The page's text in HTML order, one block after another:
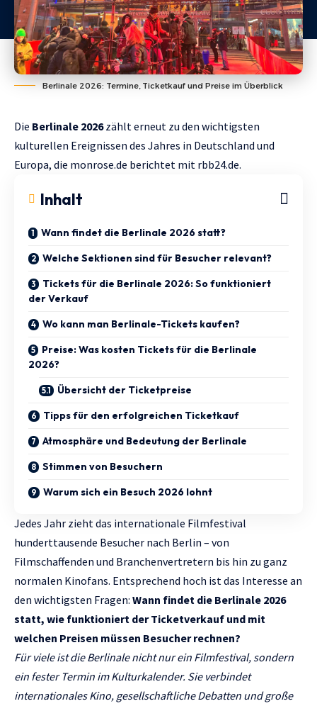
Berlinale 2026: Termine, Ticketkauf und Preise im Überblick
Die Berlinale 2026zählt erneut zu den wichtigsten
kulturellen Ereignissen des Jahres in Deutschland und
Europa, die monrose.de berichtet mit rbb24.de.
Inhalt
Wann findet die Berlinale 2026 statt?
Welche Sektionen sind für Besucher relevant?
Tickets für die Berlinale 2026: So funktioniert
der Verkauf
Wo kann man Berlinale-Tickets kaufen?
Preise: Was kosten Tickets für die Berlinale
2026?
Übersicht der Ticketpreise
Tipps für den erfolgreichen Ticketkauf
Atmosphäre und Bedeutung der Berlinale
Stimmen von Besuchern
Warum sich ein Besuch 2026 lohnt
Jedes Jahr zieht das internationale Filmfestival
hunderttausende Besucher nach Berlin – von
Filmschaffenden und Branchenvertretern bis hin zu ganz
normalen Kinofans. Entsprechend hoch ist das Interesse an
den wichtigsten Fragen: Wann findet die Berlinale 2026
statt, wie funktioniert der Ticketverkauf und mit
welchen Preisen müssen Besucher rechnen?
Für viele ist die Berlinale nicht nur ein Filmfestival, sondern
ein fester Termin im Kulturkalender. Sie verbindet
internationales Kino, gesellschaftliche Debatten und große